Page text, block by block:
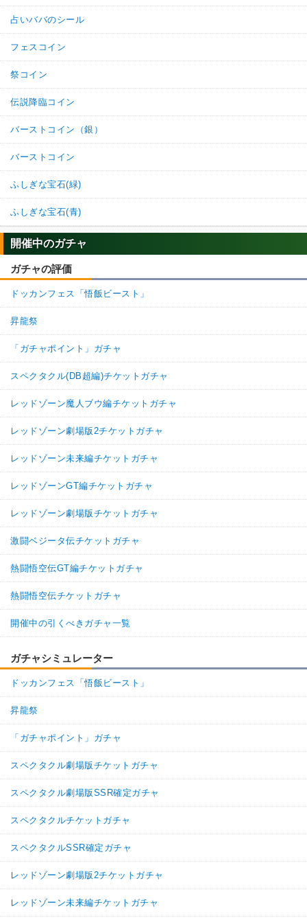
パラガス親子
7.0 /10点
ベジータ王への恨み
超激戦
SSキャベ
点
【発動リンク効果】
・ATK+30%
超サイヤ人
超激戦
SS悟空
7.5
【発動リンク効果】
【一致するリンクスキル(4)】
戦闘民族サイヤ人
【一致するカテゴリー(1)】
純粋サイヤ人
SS悟天
【発動リンク効果】
・気力+1
・ATK+30%
【一致するリンクスキル(4)】
超サイヤ人
戦闘民族サイヤ人
【一致するカテゴリー(0)】
バーダック3
7.0 /10点
・ATK+30%
【一致するリンクスキル(3)】
超サイヤ人
限界を超えた姿
【一致するカテゴリー(4)】
クロスオーバー
占いババのシール
フェスコイン
祭コイン
伝説降臨コイン
バーストコイン（銀）
バーストコイン
ふしぎな宝石(緑)
ふしぎな宝石(青)
開催中のガチャ
ガチャの評価
ドッカンフェス「悟飯ビースト」
昇龍祭
「ガチャポイント」ガチャ
スペクタクル(DB超編)チケットガチャ
レッドゾーン魔人ブウ編チケットガチャ
レッドゾーン劇場版2チケットガチャ
レッドゾーン未来編チケットガチャ
レッドゾーンGT編チケットガチャ
レッドゾーン劇場版チケットガチャ
激闘ベジータ伝チケットガチャ
熱闘悟空伝GT編チケットガチャ
熱闘悟空伝チケットガチャ
開催中の引くべきガチャ一覧
ガチャシミュレーター
ドッカンフェス「悟飯ビースト」
昇龍祭
「ガチャポイント」ガチャ
スペクタクル劇場版チケットガチャ
スペクタクル劇場版SSR確定ガチャ
スペクタクルチケットガチャ
スペクタクルSSR確定ガチャ
レッドゾーン劇場版2チケットガチャ
レッドゾーン未来編チケットガチャ